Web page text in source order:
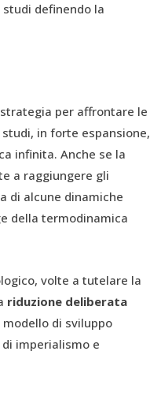
definendo la
per affrontare le
in forte espansione,
infinita. Anche se la
a raggiungere gli
di alcune dinamiche
della termodinamica
volte a tutelare la
riduzione deliberata
di sviluppo
imperialismo e